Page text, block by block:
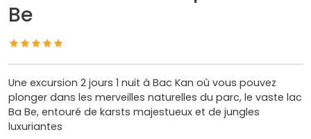
Be
Une excursion 2 jours 1 nuit à Bac Kan où vous pouvez
plonger dans les merveilles naturelles du parc, le vaste lac
Ba Be, entouré de karsts majestueux et de jungles
luxuriantes